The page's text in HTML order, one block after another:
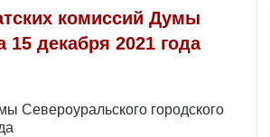
комиссий Думы
15 декабря 2021 года